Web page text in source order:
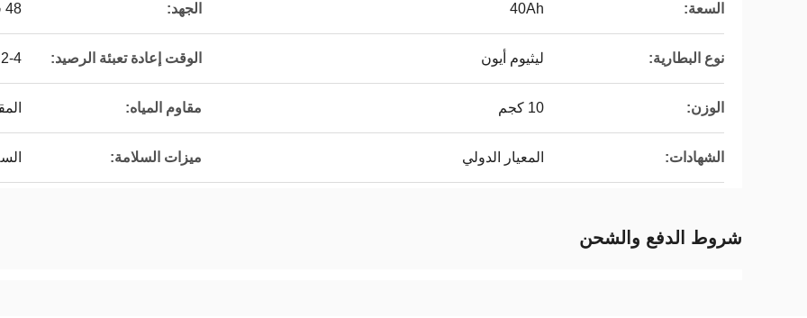
السعة: 40Ah الجهد: 48 فولت
نوع البطارية: ليثيوم أيون الوقت إعادة تعبئة الرصيد: 2-4 ساعات
الوزن: 10 كجم مقاوم المياه:
الشهادات: المعيار الدولي ميزات السلامة:
شروط الدفع والشحن